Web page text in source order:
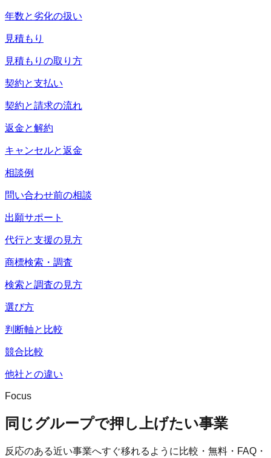
年数と劣化の扱い
見積もり
見積もりの取り方
契約と支払い
契約と請求の流れ
返金と解約
キャンセルと返金
相談例
問い合わせ前の相談
出願サポート
代行と支援の見方
商標検索・調査
検索と調査の見方
選び方
判断軸と比較
競合比較
他社との違い
Focus
同じグループで押し上げたい事業
反応のある近い事業へすぐ移れるように比較・無料・FAQ・